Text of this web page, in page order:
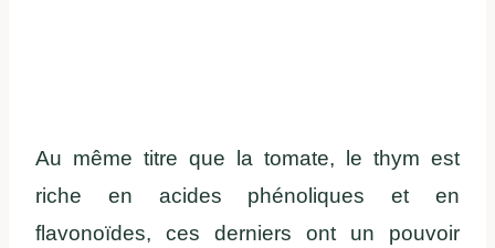
Au même titre que la tomate, le thym est
riche en acides phénoliques et en
flavonoïdes, ces derniers ont un pouvoir